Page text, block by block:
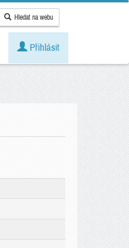
Hledat na webu
Přihlásit